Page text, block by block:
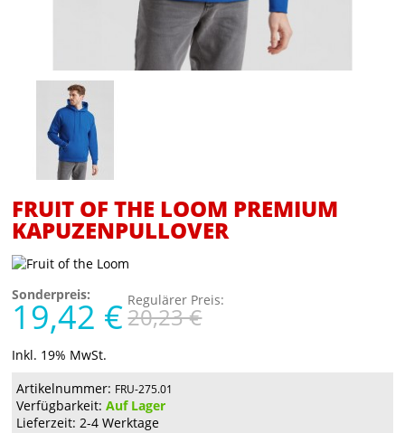
FRUIT OF THE LOOM PREMIUM
KAPUZENPULLOVER
Sonderpreis:
19,42 € Regulärer Preis:
20,23 €
Inkl. 19% MwSt.
Artikelnummer: FRU-275.01
Verfügbarkeit:Auf Lager
Lieferzeit: 2-4 Werktage